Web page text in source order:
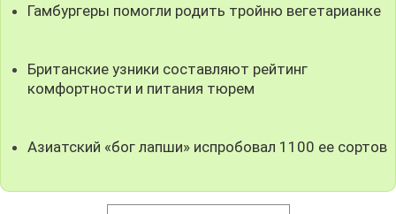
Гамбургеры помогли родить тройню вегетарианке
Британские узники составляют рейтинг
комфортности и питания тюрем
Азиатский «бог лапши» испробовал 1100 ее сортов